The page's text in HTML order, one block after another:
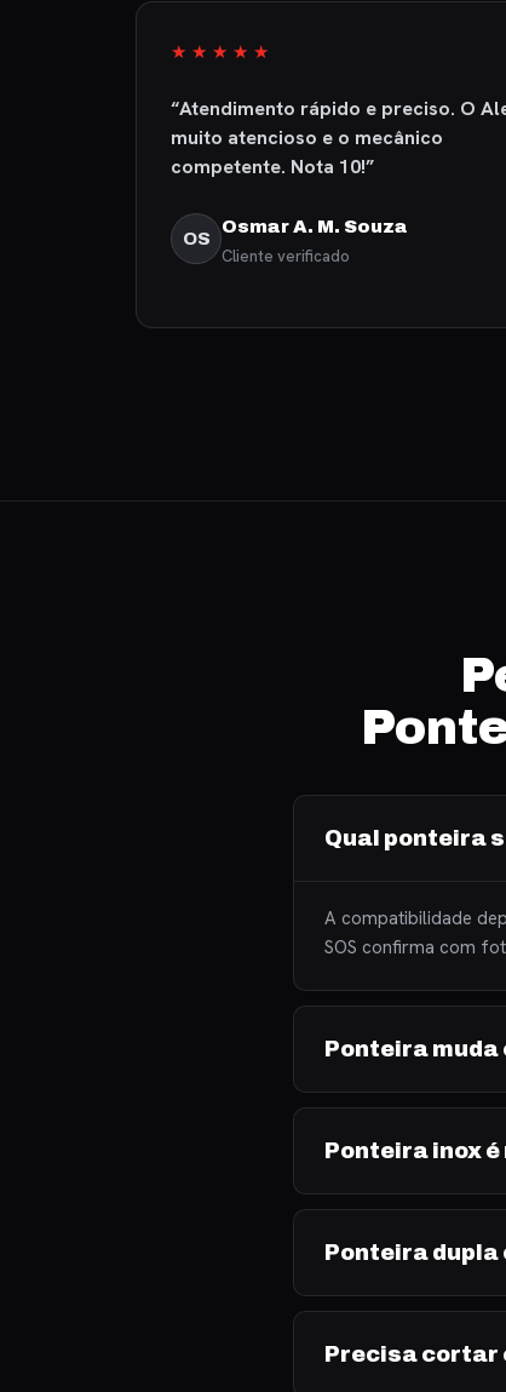
★★★★★
“Atendimento rápido e preciso. O
muito atencioso e o mecânico
competente. Nota 10!”
OS
Osmar A. M. Souza
Cliente verificado
Qual ponteira
A compatibilidade
SOS confirma com
Ponteira muda
Ponteira inox
Ponteira dupla
Precisa cortar